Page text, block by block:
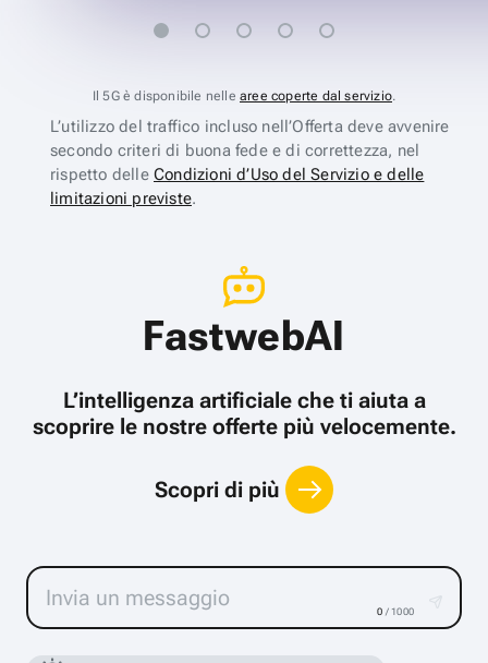
Il 5G è disponibile nelle aree coperte dal servizio.
L’utilizzo del traffico incluso nell’Offerta deve avvenire
secondo criteri di buona fede e di correttezza, nel
rispetto delle Condizioni d’Uso del Servizio e delle
limitazioni previste.
FastwebAI
L’intelligenza artificiale che ti aiuta a
scoprire le nostre offerte più velocemente.
Scopri di più
0 / 1000